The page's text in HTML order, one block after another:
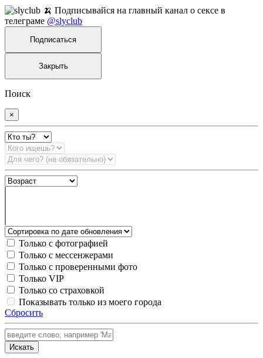
🍌 Подписывайся на главный канал о сексе в
телеграме @slyclub
Подписаться
Закрыть
Поиск
×
Только с фотографией
Только с мессенжерами
Только с проверенными фото
Только VIP
Только со страховкой
Показывать только из моего города
Сбросить
Искать